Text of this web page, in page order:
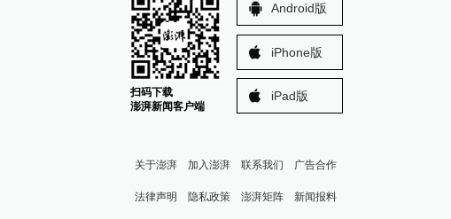
扫码下载
澎湃新闻客户端
Android版
iPhone版
iPad版
关于澎湃 加入澎湃 联系我们 广告合作
法律声明 隐私政策 澎湃矩阵 新闻报料